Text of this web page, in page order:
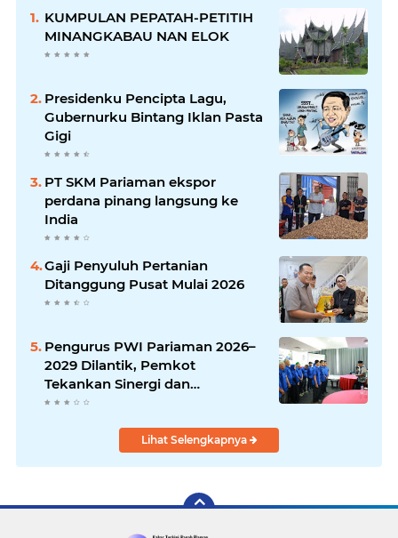
KUMPULAN PEPATAH-PETITIH
MINANGKABAU NAN ELOK
Presidenku Pencipta Lagu,
Gubernurku Bintang Iklan Pasta
Gigi
PT SKM Pariaman ekspor
perdana pinang langsung ke
India
Gaji Penyuluh Pertanian
Ditanggung Pusat Mulai 2026
Pengurus PWI Pariaman 2026–
2029 Dilantik, Pemkot
Tekankan Sinergi dan
Profesionalisme Pers
Lihat Selengkapnya